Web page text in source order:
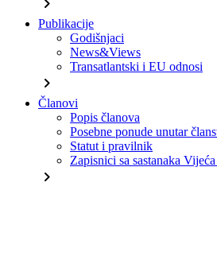
Publikacije
Godišnjaci
News&Views
Transatlantski i EU odnosi
chevron_right
Članovi
Popis članova
Posebne ponude unutar
Statut i pravilnik
Zapisnici sa sastanaka
chevron_right